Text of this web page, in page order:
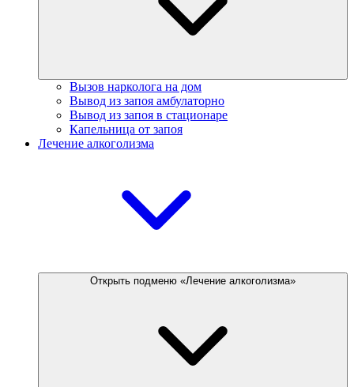
Вызов нарколога на дом
Вывод из запоя амбулаторно
Вывод из запоя в стационаре
Капельница от запоя
Лечение алкоголизма
Открыть подменю «Лечение алкоголизма»